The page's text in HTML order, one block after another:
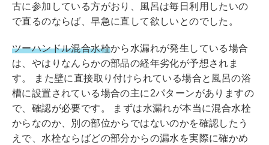
古に参加している方がおり、風呂は毎日利用したいの
で直るのならば、早急に直して欲しいとのでした。
ツーハンドル混合水栓から水漏れが発生している場合
は、やはりなんらかの部品の経年劣化が予想されま
す。 また壁に直接取り付けられている場合と風呂の浴
槽に設置されている場合の主に2パターンがありますの
で、確認が必要です。 まずは水漏れが本当に混合水栓
からなのか、別の部位からではないのかを確認したう
えで、水栓ならばどの部分からの漏水を実際に確かめ